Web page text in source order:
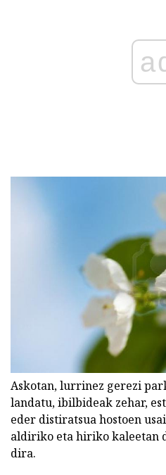
Askotan, lurrinez gerezi
landatu, ibilbideak zehar,
eder distiratsua hostoen
aldiriko eta hiriko kaleetan
dira.